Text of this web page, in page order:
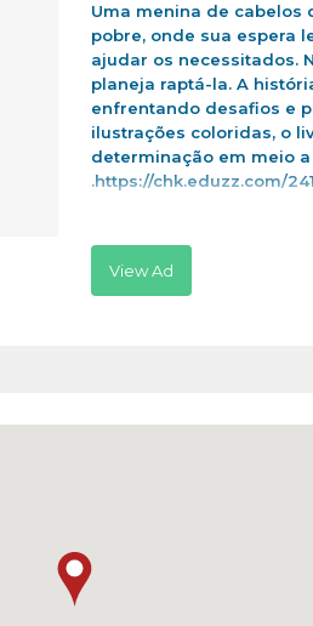
Uma menina de cabelos
pobre, onde sua espera
ajudar os necessitados.
planeja raptá-la. A
enfrentando desafios e
ilustrações coloridas, o
determinação em meio
.https://chk.eduzz.com/
View Ad